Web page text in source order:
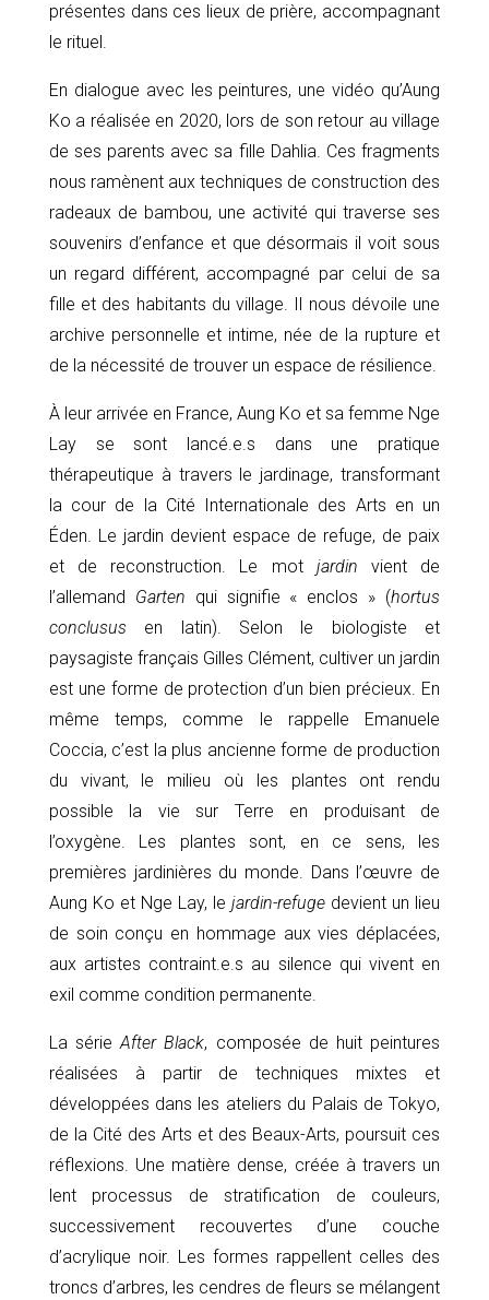
présentes dans ces lieux de prière, accompagnant
le rituel.
En dialogue avec les peintures, une vidéo qu’Aung
Ko a réalisée en 2020, lors de son retour au village
de ses parents avec sa fille Dahlia. Ces fragments
nous ramènent aux techniques de construction des
radeaux de bambou, une activité qui traverse ses
souvenirs d’enfance et que désormais il voit sous
un regard différent, accompagné par celui de sa
fille et des habitants du village. Il nous dévoile une
archive personnelle et intime, née de la rupture et
de la nécessité de trouver un espace de résilience.
À leur arrivée en France, Aung Ko et sa femme Nge
Lay se sont lancé.e.s dans une pratique
thérapeutique à travers le jardinage, transformant
la cour de la Cité Internationale des Arts en un
Éden. Le jardin devient espace de refuge, de paix
et de reconstruction. Le mot jardin vient de
l’allemand Garten qui signifie « enclos » (hortus
conclususen latin). Selon le biologiste et
paysagiste français Gilles Clément, cultiver un jardin
est une forme de protection d’un bien précieux. En
même temps, comme le rappelle Emanuele
Coccia, c’est la plus ancienne forme de production
du vivant, le milieu où les plantes ont rendu
possible la vie sur Terre en produisant de
l’oxygène. Les plantes sont, en ce sens, les
premières jardinières du monde. Dans l’œuvre de
Aung Ko et Nge Lay, lejardin-refuge devient un lieu
de soin conçu en hommage aux vies déplacées,
aux artistes contraint.e.s au silence qui vivent en
exil comme condition permanente.
La sérieAfter Black, composée de huit peintures
réalisées à partir de techniques mixtes et
développées dans les ateliers du Palais de Tokyo,
de la Cité des Arts et des Beaux-Arts, poursuit ces
réflexions. Une matière dense, créée à travers un
lent processus de stratification de couleurs,
successivement recouvertes d’une couche
d’acrylique noir. Les formes rappellent celles des
troncs d’arbres, les cendres de fleurs se mélangent